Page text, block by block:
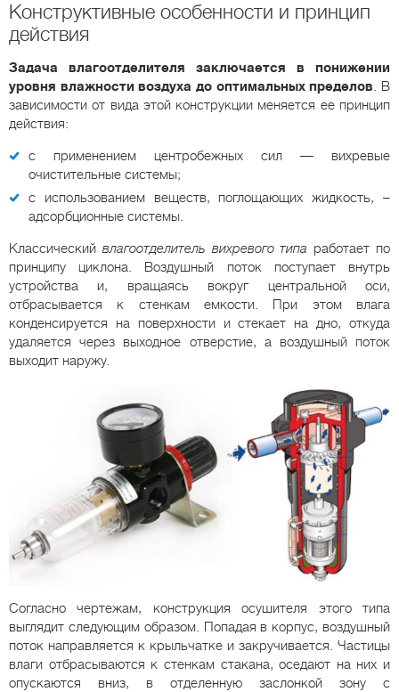
Конструктивные особенности и принцип
действия
Задача влагоотделителя заключается в понижении
уровня влажности воздуха до оптимальных пределов. В
зависимости от вида этой конструкции меняется ее принцип
действия:
с применением центробежных сил — вихревые
очистительные системы;
с использованием веществ, поглощающих жидкость, –
адсорбционные системы.
Классический влагоотделитель вихревого типа работает по
принципу циклона. Воздушный поток поступает внутрь
устройства и, вращаясь вокруг центральной оси,
отбрасывается к стенкам емкости. При этом влага
конденсируется на поверхности и стекает на дно, откуда
удаляется через выходное отверстие, а воздушный поток
выходит наружу.
Согласно чертежам, конструкция осушителя этого типа
выглядит следующим образом. Попадая в корпус, воздушный
поток направляется к крыльчатке и закручивается. Частицы
влаги отбрасываются к стенкам стакана, оседают на них и
опускаются вниз, в отделенную заслонкой зону с